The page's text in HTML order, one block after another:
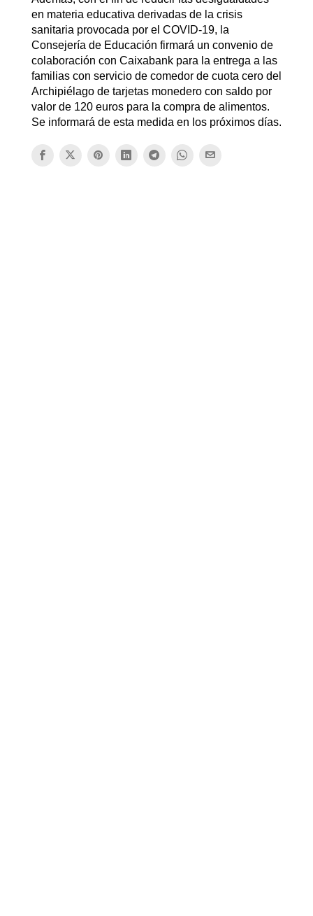
en materia educativa derivadas de la crisis
sanitaria provocada por el COVID-19, la
Consejería de Educación firmará un convenio de
colaboración con Caixabank para la entrega a las
familias con servicio de comedor de cuota cero del
Archipiélago de tarjetas monedero con saldo por
valor de 120 euros para la compra de alimentos.
Se informará de esta medida en los próximos días.